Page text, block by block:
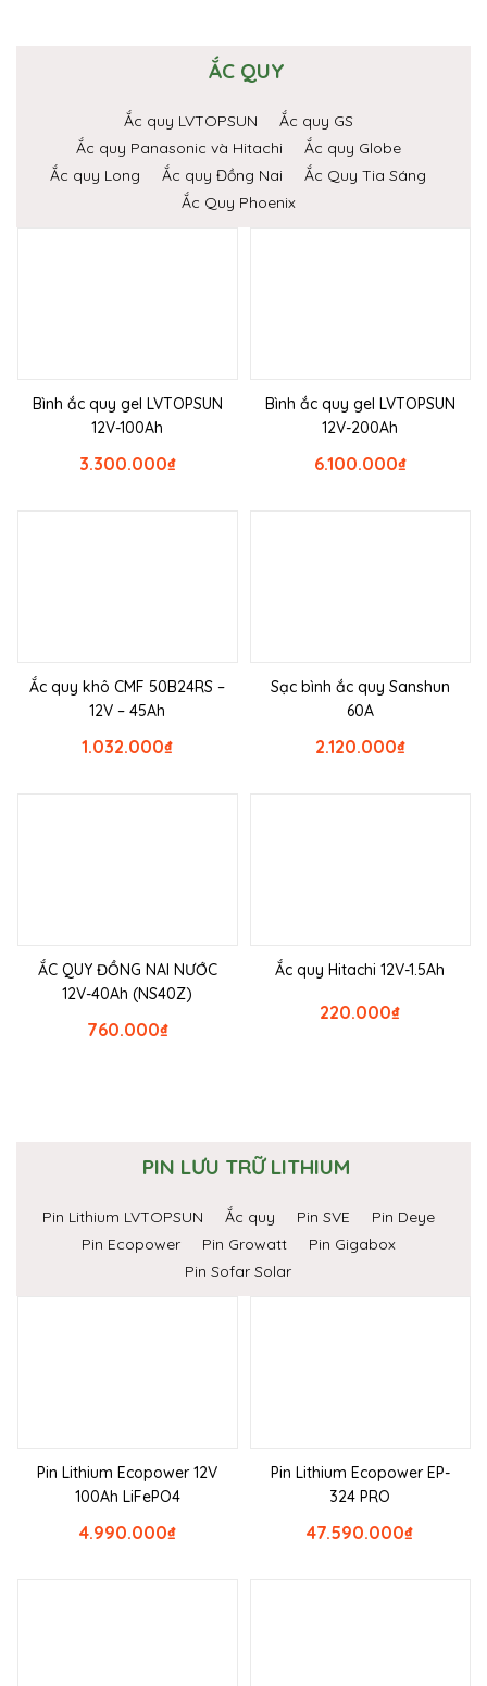
ẮC QUY
Ắc quy LVTOPSUN
Ắc quy GS
Ắc quy Panasonic và Hitachi
Ắc quy Globe
Ắc quy Long
Ắc quy Đồng Nai
Ắc Quy Tia Sáng
Ắc Quy Phoenix
Bình ắc quy gel LVTOPSUN
12V-100Ah
₫
3.300.000
Bình ắc quy gel LVTOPSUN
12V-200Ah
₫
6.100.000
Ắc quy khô CMF 50B24RS –
12V – 45Ah
₫
1.032.000
Sạc bình ắc quy Sanshun
60A
₫
2.120.000
ẮC QUY ĐỒNG NAI NƯỚC
12V-40Ah (NS40Z)
₫
760.000
Ắc quy Hitachi 12V-1.5Ah
₫
220.000
PIN LƯU TRỮ LITHIUM
Pin Lithium LVTOPSUN Ắc quy Pin SVE
Pin Deye
Pin Ecopower
Pin Growatt
Pin Gigabox
Pin Sofar Solar
Pin Lithium Ecopower 12V
100Ah LiFePO4
₫
4.990.000
Pin Lithium Ecopower EP-
324 PRO
₫
47.590.000